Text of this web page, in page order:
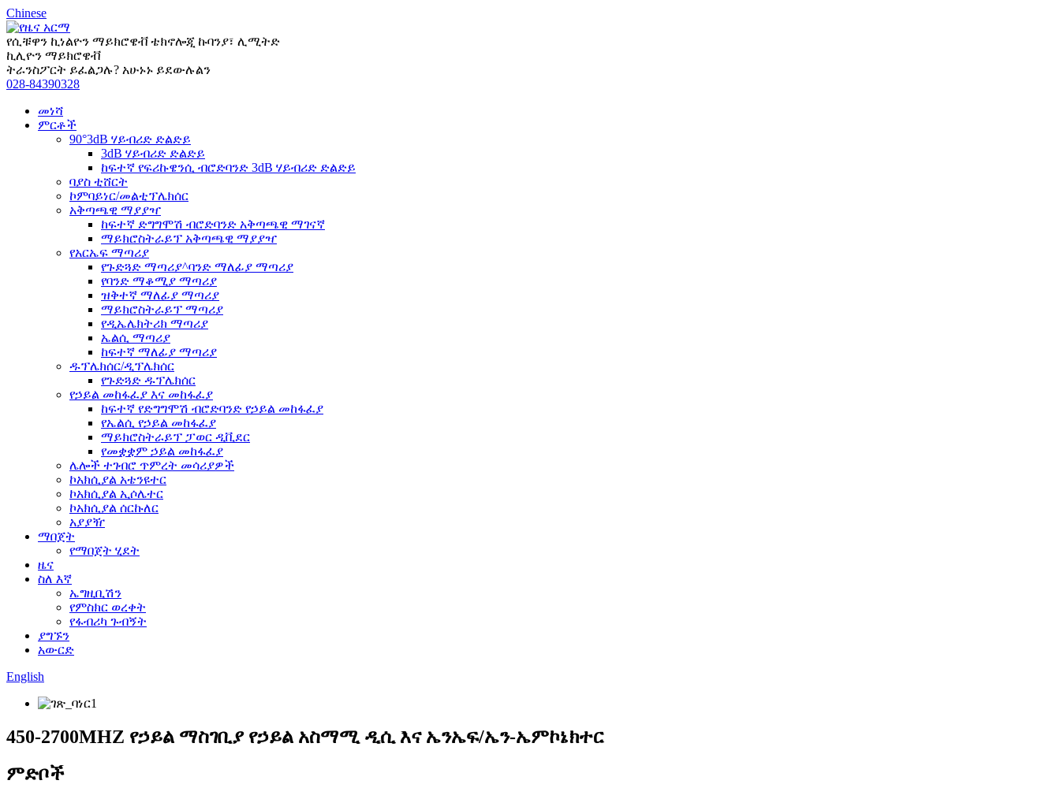
Chinese
የሲቹዋን ኪነልዮን ማይክሮዌቭ ቴክኖሎጂ ኩባንያ፣ ሊሚትድ
ኪሊዮን ማይክሮዌቭ
ትራንስፖርት ይፈልጋሉ? አሁኑኑ ይደውሉልን
028-84390328
መነሻ
ምርቶች
90°3dB ሃይብሪድ ድልድይ
3dB ሃይብሪድ ድልድይ
ከፍተኛ የፍሪኩዌንሲ ብሮድባንድ 3dB ሃይብሪድ ድልድይ
ባያስ ቲሸርት
ኮምባይነር/መልቲፕሌክሰር
አቅጣጫዊ ማያያዣ
ከፍተኛ ድግግሞሽ ብሮድባንድ አቅጣጫዊ ማገናኛ
ማይክሮስትራይፕ አቅጣጫዊ ማያያዣ
የአርኤፍ ማጣሪያ
የጉድጓድ ማጣሪያ^ባንድ ማለፊያ ማጣሪያ
የባንድ ማቆሚያ ማጣሪያ
ዝቅተኛ ማለፊያ ማጣሪያ
ማይክሮስትራይፕ ማጣሪያ
የዲኤሌክትሪክ ማጣሪያ
ኤልሲ ማጣሪያ
ከፍተኛ ማለፊያ ማጣሪያ
ዱፕሌክሰር/ዲፕሌክሰር
የጉድጓድ ዱፕሌክሰር
የኃይል መከፋፈያ እና መከፋፈያ
ከፍተኛ የድግግሞሽ ብሮድባንድ የኃይል መከፋፈያ
የኤልሲ የኃይል መከፋፈያ
ማይክሮስትራይፕ ፓወር ዲቪደር
የመቋቋም ኃይል መከፋፈያ
ሌሎች ተገብሮ ጥምረት መሳሪያዎች
ኮአክሲያል አቴንዩተር
ኮአክሲያል ኢሶሌተር
ኮአክሲያል ሰርኩለር
አያያዥ
ማበጀት
የማበጀት ሂደት
ዜና
ስለ እኛ
ኤግዚቢሽን
የምስክር ወረቀት
የፋብሪካ ጉብኝት
ያግኙን
አውርድ
English
450-2700MHZ የኃይል ማስገቢያ የኃይል አስማሚ ዲሲ እና ኤንኤፍ/ኤን-ኤምኮኔክተር
ምድቦች